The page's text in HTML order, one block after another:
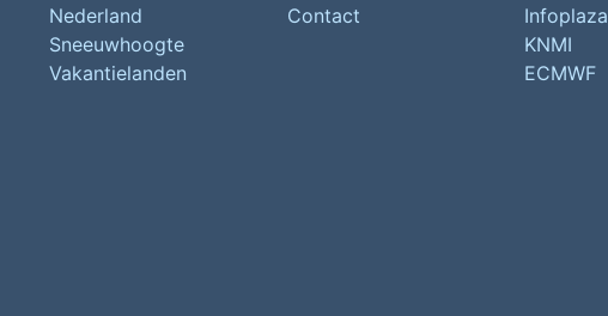
Nederland
Sneeuwhoogte
Vakantielanden
Contact
Infoplaza
KNMI
ECMWF